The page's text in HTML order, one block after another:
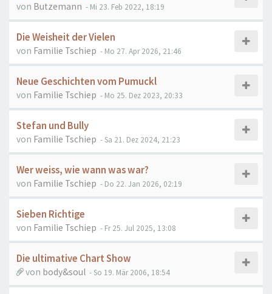
von Butzemann - Mi 23. Feb 2022, 18:19
Die Weisheit der Vielen
von Familie Tschiep - Mo 27. Apr 2026, 21:46
Neue Geschichten vom Pumuckl
von Familie Tschiep - Mo 25. Dez 2023, 20:33
Stefan und Bully
von Familie Tschiep - Sa 21. Dez 2024, 21:23
Wer weiss, wie wann was war?
von Familie Tschiep - Do 22. Jan 2026, 02:19
Sieben Richtige
von Familie Tschiep - Fr 25. Jul 2025, 13:08
Die ultimative Chart Show
von body&soul - So 19. Mär 2006, 18:54